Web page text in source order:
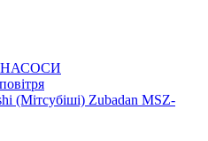
НАСОСИ
(Мітсубіші) Zubadan MSZ-